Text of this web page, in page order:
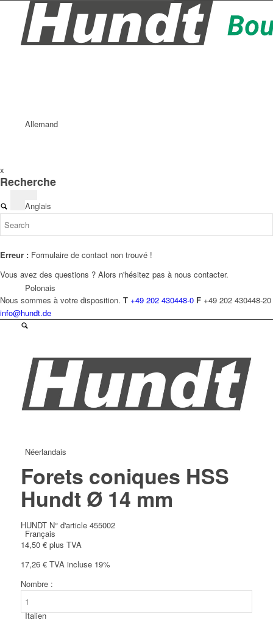
Allemand
Anglais
Polonais
Tchèque
Néerlandais
Français
Italien
x
Recherche
Erreur : Formulaire de contact non trouvé !
Vous avez des questions ? Alors n'hésitez pas à nous contacter.
Nous sommes à votre disposition. T +49 202 430448-0 F +49 202 430448-20
info@hundt.de
Forets coniques HSS
Hundt Ø 14 mm
HUNDT N° d'article 455002
14,50 €plus TVA
17,26 €TVA incluse 19%
Nombre :